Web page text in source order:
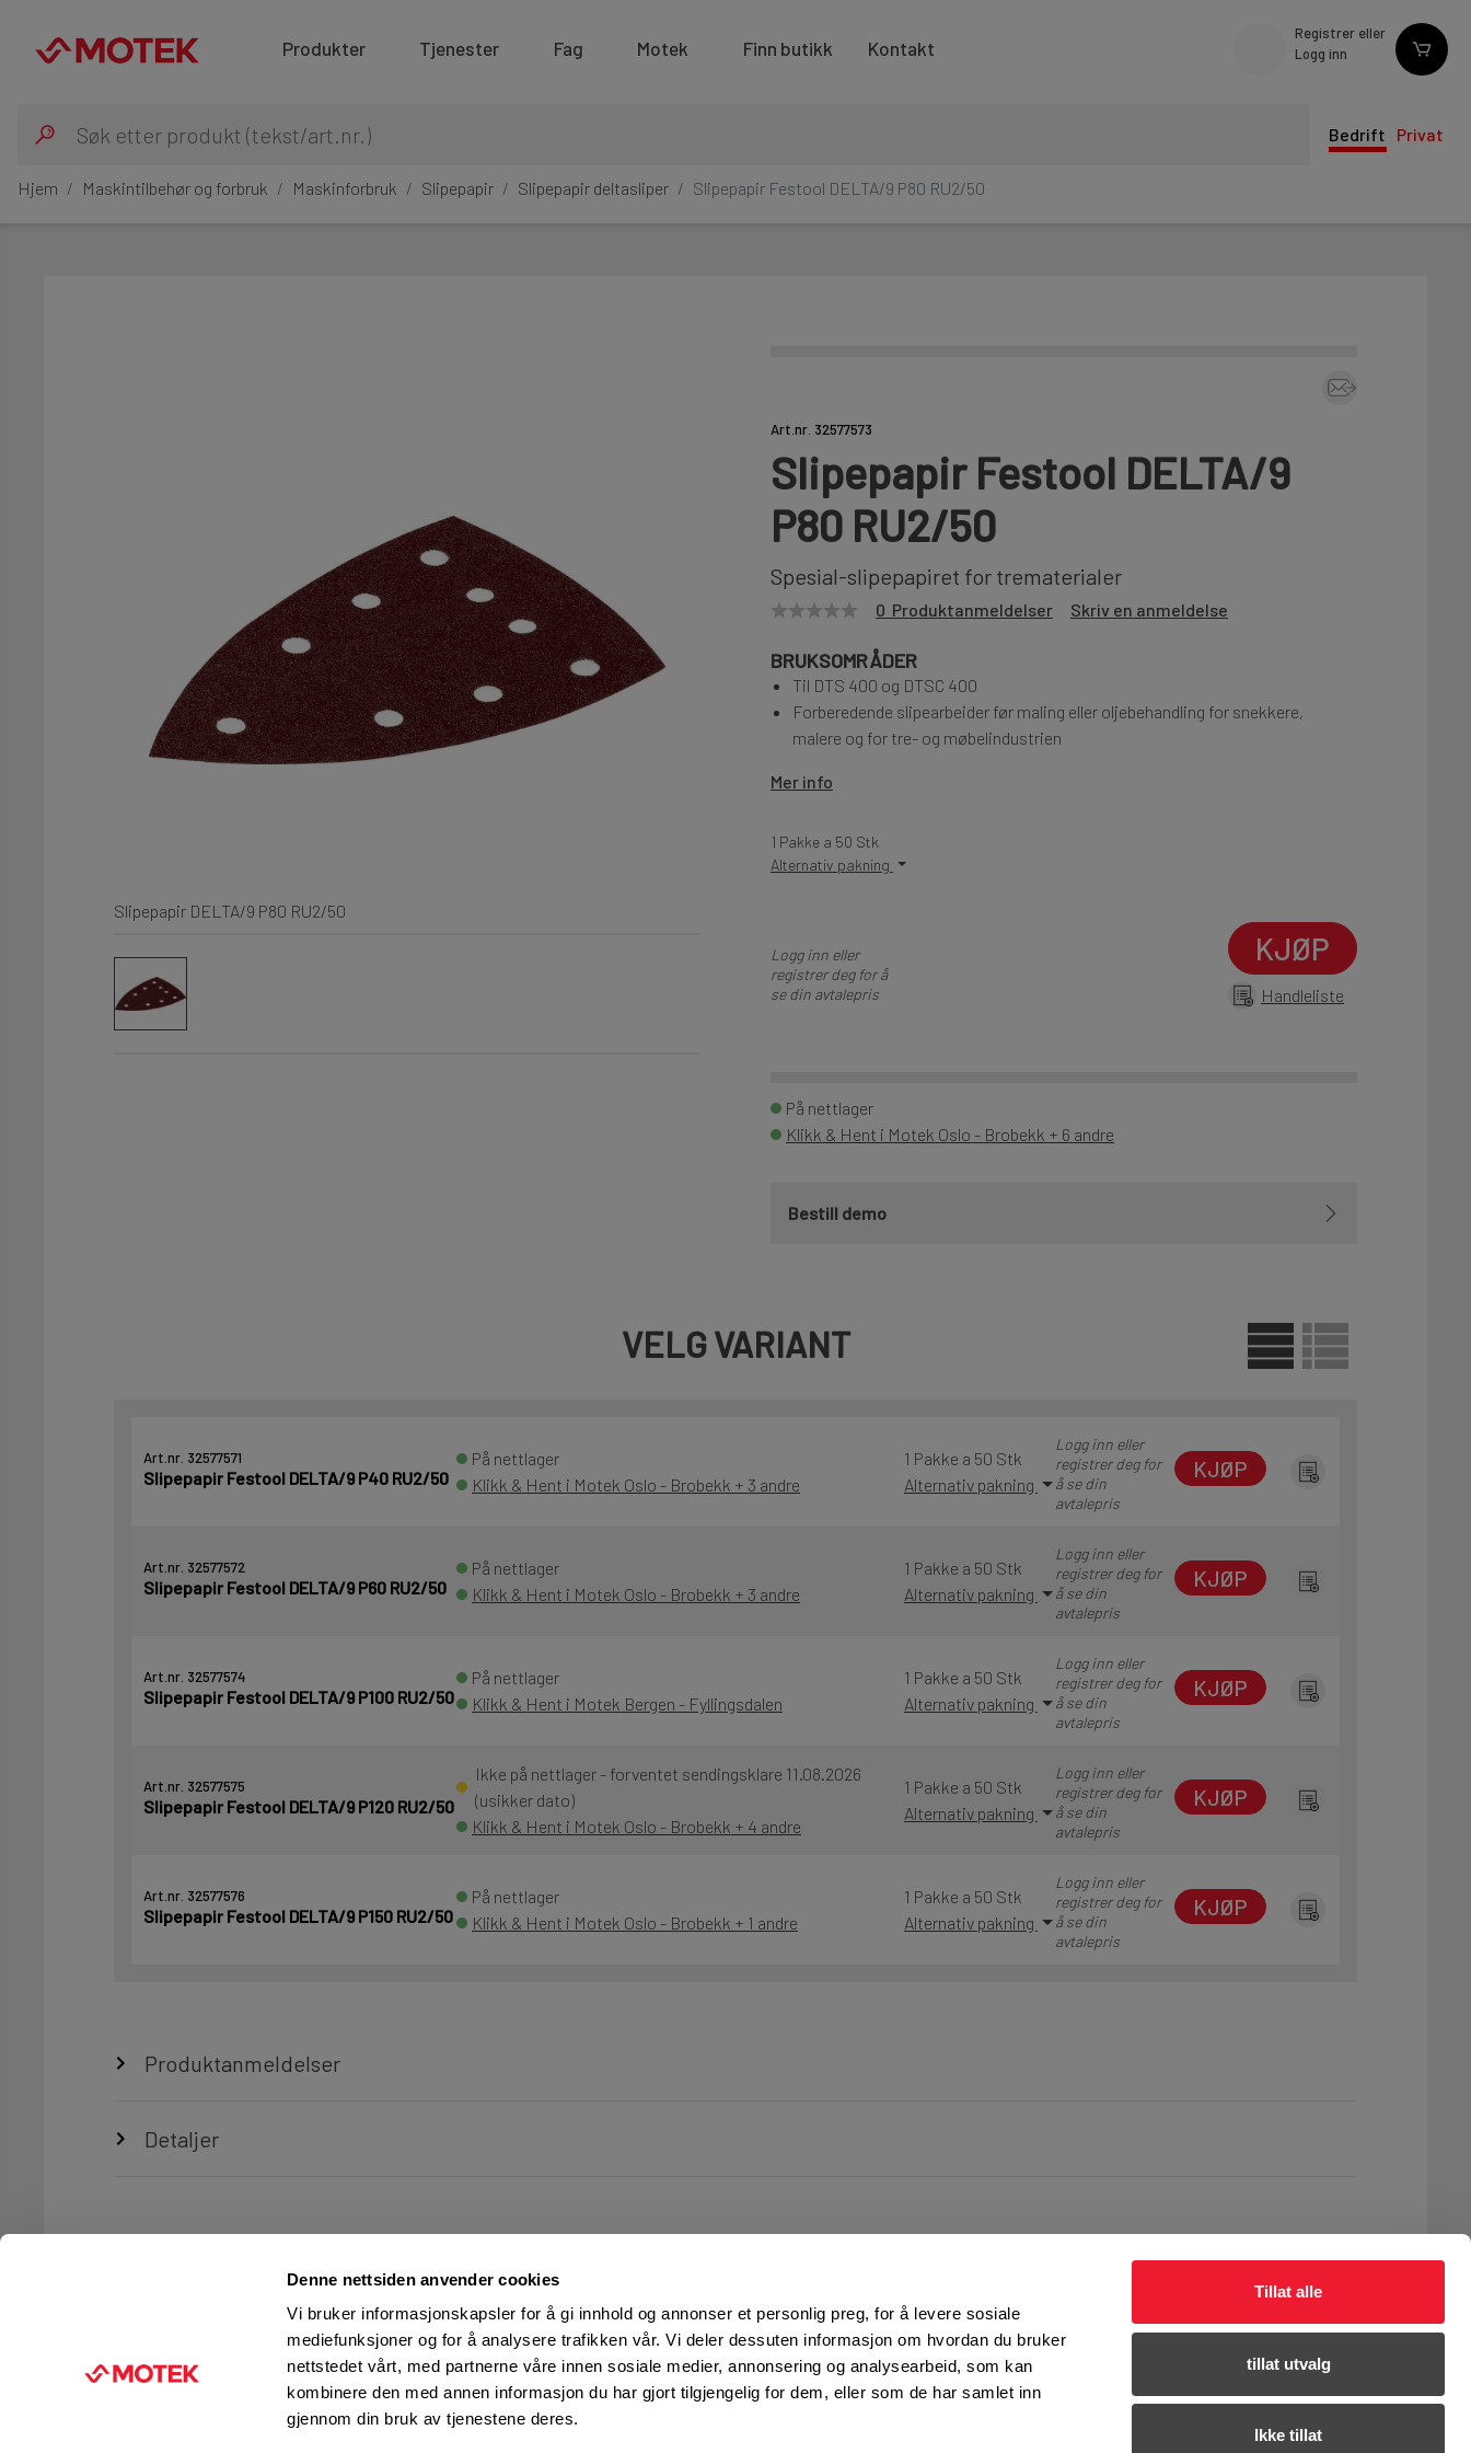
Denne nettsiden anvender cookies
Vi bruker informasjonskapsler for å gi innhold og annonser et personlig preg, for å levere sosiale
mediefunksjoner og for å analysere trafikken vår. Vi deler dessuten informasjon om hvordan du bruker
nettstedet vårt, med partnerne våre innen sosiale medier, annonsering og analysearbeid, som kan
kombinere den med annen informasjon du har gjort tilgjengelig for dem, eller som de har samlet inn
gjennom din bruk av tjenestene deres.
Tillat alle
tillat utvalg
Ikke tillat
Produkter Tjenester Fag Motek Finn butikk Kontakt
Registrer eller
Logg inn
Bedrift Privat
Hjem Maskintilbehør og forbruk Maskinforbruk Slipepapir Slipepapir deltasliper Slipepapir Festool DELTA/9 P80 RU2/50
Slipepapir DELTA/9 P80 RU2/50
Art.nr. 32577573
Slipepapir Festool DELTA/9
P80 RU2/50
Spesial-slipepapiret for trematerialer
0 Produktanmeldelser Skriv en anmeldelse
BRUKSOMRÅDER
Til DTS 400 og DTSC 400
Forberedende slipearbeider før maling eller oljebehandling for snekkere,
malere og for tre- og møbelindustrien
Mer info
1 Pakke a 50 Stk
Alternativ pakning
Logg inn eller
registrer deg for å
se din avtalepris
KJØP
Handleliste
På nettlager
Klikk & Hent i Motek Oslo - Brobekk + 6 andre
Bestill demo
VELG VARIANT
Art.nr. 32577571
Slipepapir Festool DELTA/9 P40 RU2/50
På nettlager
Klikk & Hent i Motek Oslo - Brobekk + 3 andre
1 Pakke a 50 Stk
Alternativ pakning
Logg inn eller
registrer deg for
å se din
avtalepris
KJØP
Art.nr. 32577572
Slipepapir Festool DELTA/9 P60 RU2/50
På nettlager
Klikk & Hent i Motek Oslo - Brobekk + 3 andre
1 Pakke a 50 Stk
Alternativ pakning
Logg inn eller
registrer deg for
å se din
avtalepris
KJØP
Art.nr. 32577574
Slipepapir Festool DELTA/9 P100 RU2/50
På nettlager
Klikk & Hent i Motek Bergen - Fyllingsdalen
1 Pakke a 50 Stk
Alternativ pakning
Logg inn eller
registrer deg for
å se din
avtalepris
KJØP
Art.nr. 32577575
Slipepapir Festool DELTA/9 P120 RU2/50
Ikke på nettlager - forventet sendingsklare 11.08.2026
(usikker dato)
Klikk & Hent i Motek Oslo - Brobekk + 4 andre
1 Pakke a 50 Stk
Alternativ pakning
Logg inn eller
registrer deg for
å se din
avtalepris
KJØP
Art.nr. 32577576
Slipepapir Festool DELTA/9 P150 RU2/50
På nettlager
Klikk & Hent i Motek Oslo - Brobekk + 1 andre
1 Pakke a 50 Stk
Alternativ pakning
Logg inn eller
registrer deg for
å se din
avtalepris
KJØP
Produktanmeldelser
Detaljer
FIRMAINFORMASJON
TJENESTER
Ingeniørtjenester
FØLG OSS PÅ
Facebook
KUNDESERVICE:
Man-Fre: 07:00 - 16:00